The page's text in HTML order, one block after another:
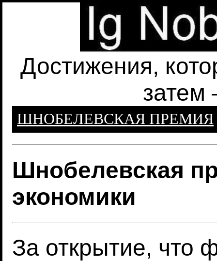
Достижения,
затем
ШНОБЕЛЕВСКАЯ ПРЕМИЯ
Шнобелевская
экономики
За открытие, что